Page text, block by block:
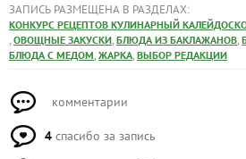
ЗАПИСЬ РАЗМЕЩЕНА В РАЗДЕЛАХ:
КОНКУРС РЕЦЕПТОВ КУЛИНАРНЫЙ
, ОВОЩНЫЕ ЗАКУСКИ, БЛЮДА ИЗ БАКЛАЖАНОВ,
БЛЮДА С МЕДОМ, ЖАРКА, ВЫБОР РЕДАКЦИИ
комментарии
4 спасибо за запись